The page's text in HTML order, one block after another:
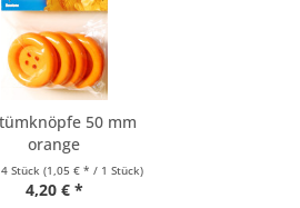
50 mm
orange
4 Stück(1,05 € * / 1 Stück)
4,20 € *